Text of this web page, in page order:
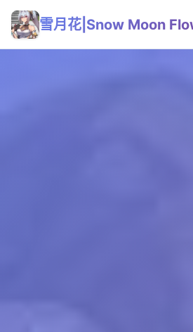
雪月花|Snow Moon